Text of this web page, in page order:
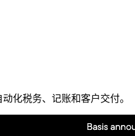
化税务、记账和客户交付。